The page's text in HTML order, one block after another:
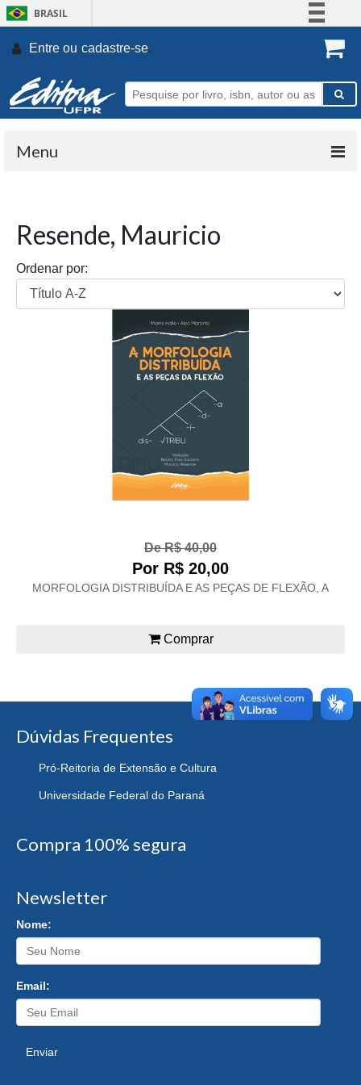
BRASIL
Participe
Entre ou cadastre-se.
Menu
Resende, Mauricio
Ordenar por:
De R$ 40,00
Por R$ 20,00
MORFOLOGIA DISTRIBUÍDA E AS PEÇAS DE FLEXÃO, A
Comprar
Dúvidas Frequentes
Pró-Reitoria de Extensão e Cultura
Universidade Federal do Paraná
Compra 100% segura
Newsletter
Nome:
Email:
Enviar